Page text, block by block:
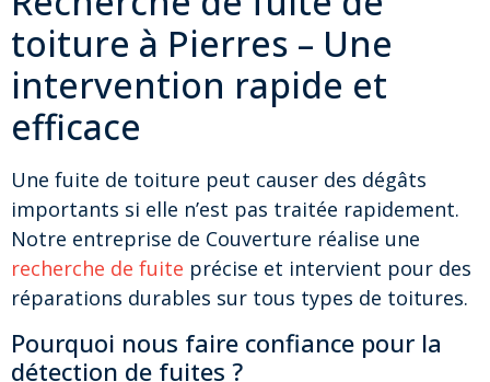
toiture à Pierres – Une
intervention rapide et
efficace
Une fuite de toiture peut causer des dégâts
importants si elle n’est pas traitée rapidement.
Notre entreprise de Couverture réalise une
recherche de fuite précise et intervient pour des
réparations durables sur tous types de toitures.
Pourquoi nous faire confiance pour la
détection de fuites ?